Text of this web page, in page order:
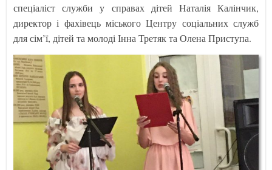
спеціаліст служби у справах дітей Наталія Калінчик,
директор і фахівець міського Центру соціальних служб
для сім’ї, дітей та молоді Інна Третяк та Олена Приступа.